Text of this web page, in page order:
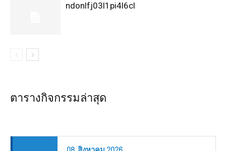
ndonlfj03l1pi4l6cl
ตารางกิจกรรมล่าสุด